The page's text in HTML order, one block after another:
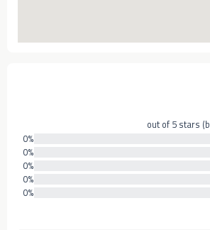
0%
0%
0%
0%
0%